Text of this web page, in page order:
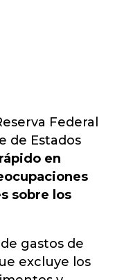
Federal
de Estados
en
sobre los
gastos de
excluye los